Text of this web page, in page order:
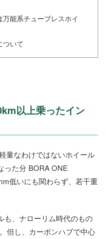
万能系チューブレスホイ
ついて
以上乗ったイン
量なわけではないホイール
った分 BORA ONE
低いにも関わらず、若干重
も、ナローリム時代のもの
但し、カーボンハブで中心